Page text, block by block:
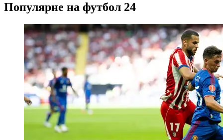
Популярне на футбол 24